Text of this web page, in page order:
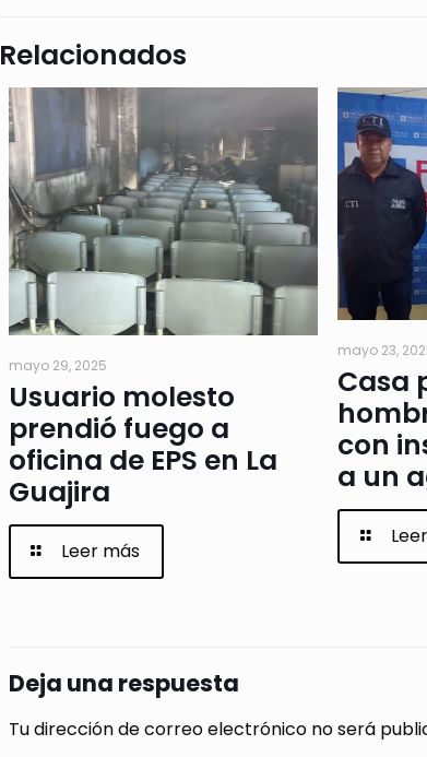
Relacionados
mayo 29, 2025
Usuario molesto
prendió fuego a
oficina de EPS en La
Guajira
Leer más
mayo 23,
Casa
con
a un
Deja una respuesta
Tu dirección de correo electrónico no será